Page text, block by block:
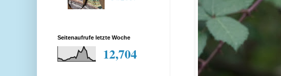
Seitenaufrufe letzte Woche
12,704